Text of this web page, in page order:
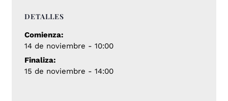
DETALLES
Comienza:
14 de noviembre - 10:00
Finaliza:
15 de noviembre - 14:00